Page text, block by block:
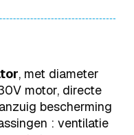
, met diameter
motor, directe
bescherming
: ventilatie